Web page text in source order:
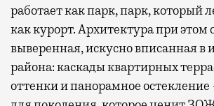
работает как парк, парк, который
как курорт. Архитектура при этом
выверенная, искусно вписанная в
района: каскады квартирных
оттенки и панорамное